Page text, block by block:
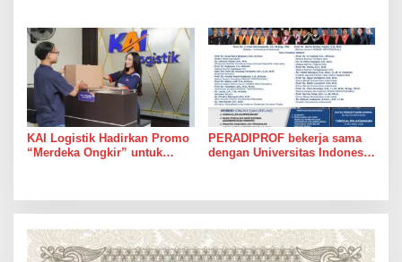
KAI Logistik Hadirkan Promo
“Merdeka Ongkir” untuk
PERADIPROF bekerja sama
dengan Universitas Indonesia